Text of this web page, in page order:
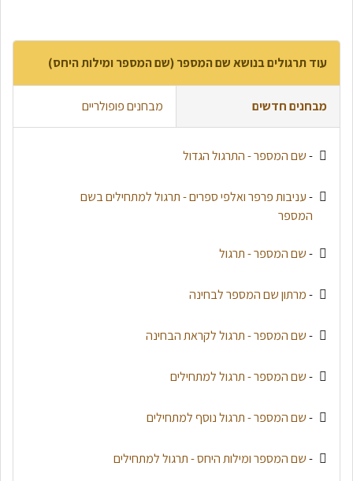
עוד תרגולים בנושא שם המספר (שם המספר ומילות היחס)
מבחנים חדשים מבחנים פופולריים
-שם המספר - התרגול הגדול
-עניבות פרפר ואלפי ספרים - תרגול למתחילים בשם
המספר
-שם המספר - תרגול
-מרתון שם המספר לבחינה
-שם המספר - תרגול לקראת הבחינה
-שם המספר - תרגול למתחילים
-שם המספר - תרגול נוסף למתחילים
-שם המספר ומילות היחס - תרגול למתחילים